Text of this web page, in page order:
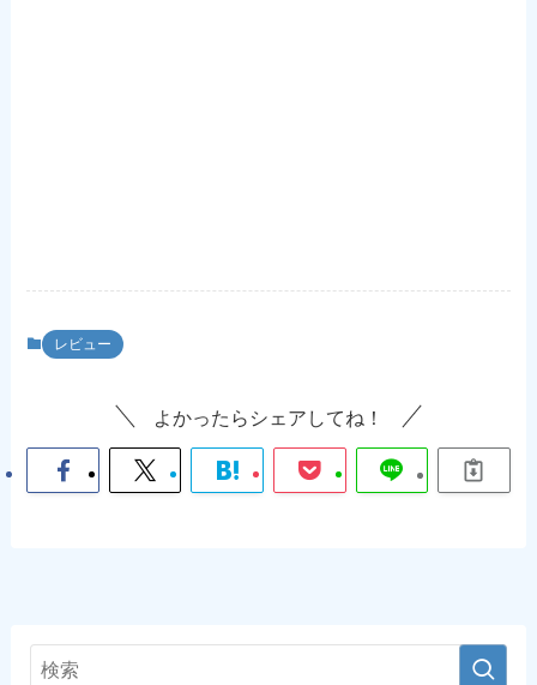
レビュー
よかったらシェアしてね！